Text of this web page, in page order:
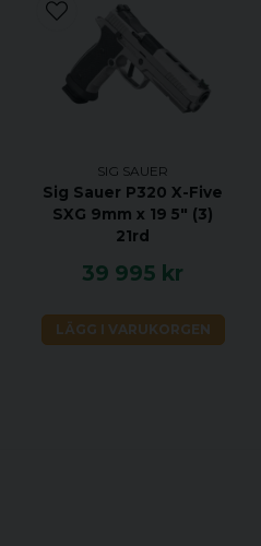
SIG SAUER
Sig Sauer P320 X-Five
SXG 9mm x 19 5" (3)
21rd
39 995 kr
LÄGG I VARUKORGEN
Bredd 36 mm
Höjd 140 mm
Ytfinish Mantel Hard Coat
Frame Size Compact